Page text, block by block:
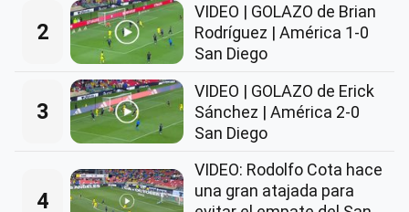
2
VIDEO | GOLAZO de Brian
Rodríguez | América 1-0
San Diego
3
VIDEO | GOLAZO de Erick
Sánchez | América 2-0
San Diego
4
VIDEO: Rodolfo Cota hace
una gran atajada para